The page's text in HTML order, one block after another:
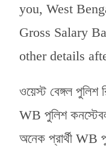
you, West
Gross Salary
other details
ওয়েস্ট বেঙ্গল
WB পুলিশ
অনেক প্রার্থী WB